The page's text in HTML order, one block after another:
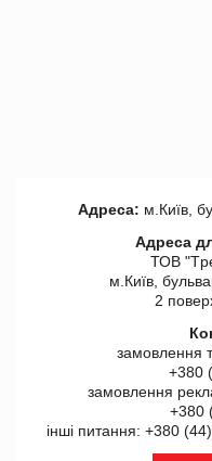
Адреса: м.Київ,
Адреса
ТОВ
м.Київ,
2
замовлення
+380
замовлення
+380
інші питання: +380